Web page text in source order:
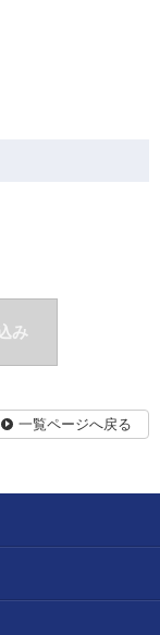
み
一覧ページへ戻る